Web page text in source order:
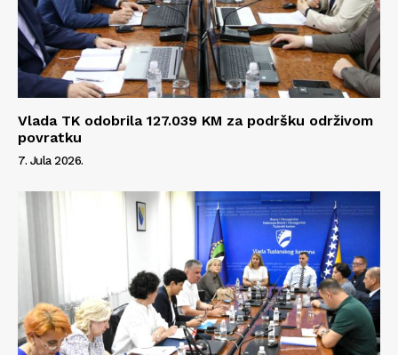
Vlada TK odobrila 127.039 KM za podršku održivom
povratku
7. Jula 2026.